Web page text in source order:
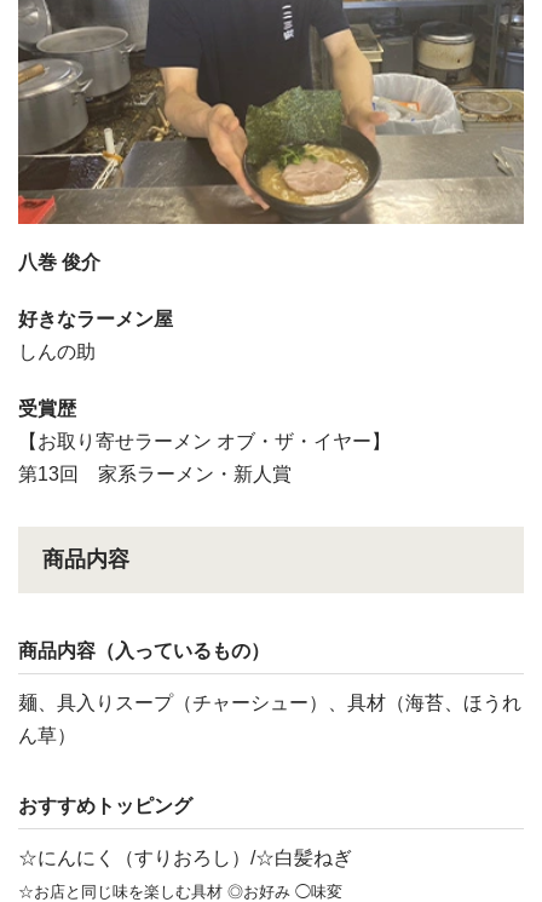
八巻 俊介
好きなラーメン屋
しんの助
受賞歴
【お取り寄せラーメン オブ・ザ・イヤー】
第13回 家系ラーメン・新人賞
商品内容
商品内容（入っているもの）
麺、具入りスープ（チャーシュー）、具材（海苔、ほうれ
ん草）
おすすめトッピング
☆にんにく（すりおろし）/☆白髪ねぎ
☆お店と同じ味を楽しむ具材 ◎お好み ◯味変